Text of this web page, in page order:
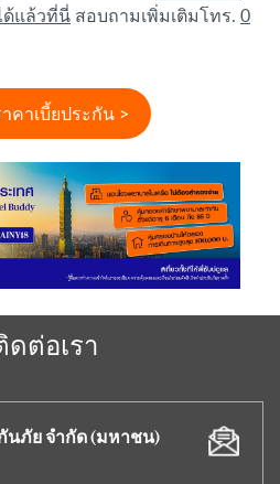
ด้แล้วที่นี่ สอบถามเพิ่มเติมโทร. 0
คาเบี้ยประกัน >
ต่อเรา
ภัย จำกัด (มหาชน)